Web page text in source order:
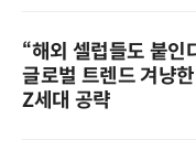
“해외 셀럽들도 붙인
글로벌 트렌드 겨냥
Z세대 공략